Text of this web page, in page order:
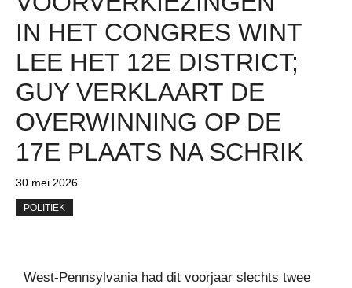
IN HET CONGRES WINT
LEE HET 12E DISTRICT;
GUY VERKLAART DE
OVERWINNING OP DE
17E PLAATS NA SCHRIK
30 mei 2026
POLITIEK
West-Pennsylvania had dit voorjaar slechts twee